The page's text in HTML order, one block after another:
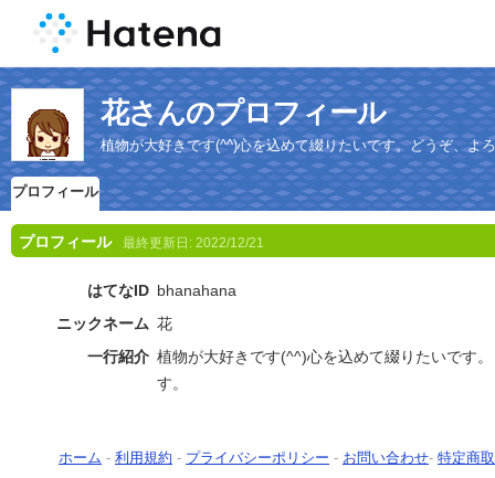
花さんのプロフィール
植物が大好きです(^^)心を込めて綴りたいです。どうぞ、よ
プロフィール
プロフィール 最終更新日: 2022/12/21
はてなID bhanahana
ニックネーム 花
一行紹介 植物が大好きです(^^)心を込めて綴りたいです
す。
ホーム - 利用規約 - プライバシーポリシー - お問い合わせ- 特定商